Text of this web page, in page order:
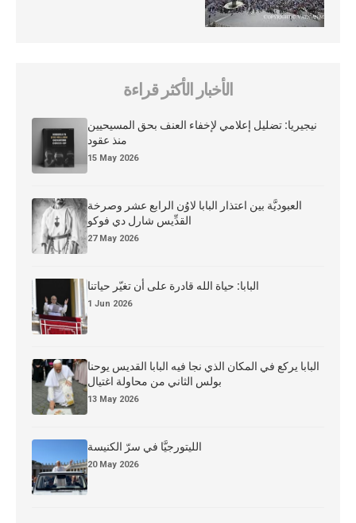
الأخبار الأكثر قراءة
نيجيريا: تضليل إعلامي لإخفاء العنف بحق المسيحيين
منذ عقود
15 May 2026
العبوديَّة بين اعتذار البابا لاوُن الرابع عشر وصرخة
القدِّيس شارل دي فوكو
27 May 2026
البابا: حياة الله قادرة على أن تغيّر حياتنا
1 Jun 2026
البابا يركع في المكان الذي نجا فيه البابا القديس يوحنا
بولس الثاني من محاولة اغتيال
13 May 2026
الليتورجيَّا في سرّ الكنيسة
20 May 2026